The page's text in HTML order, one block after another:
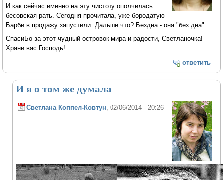
И как сейчас именно на эту чистоту ополчилась
бесовская рать. Сегодня прочитала, уже бородатую
Барби в продажу запустили. Дальше что? Бездна - она "без дна".
СпасиБо за этот чудный островок мира и радости, Светланочка!
Храни вас Господь!
ответить
И я о том же думала
Светлана Коппел-Ковтун , 02/06/2014 - 20:26